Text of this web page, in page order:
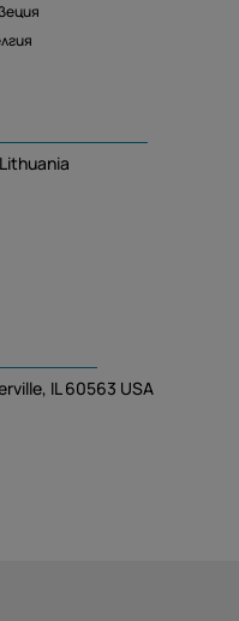
IL 60563 USA